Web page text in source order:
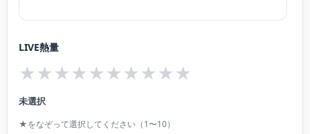
LIVE熱量
★★★★★★★★★★
未選択
★をなぞって選択してください（1〜10）